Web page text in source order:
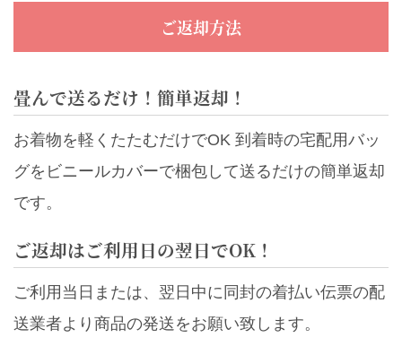
ご返却方法
畳んで送るだけ！簡単返却！
お着物を軽くたたむだけでOK 到着時の宅配用バッ
グをビニールカバーで梱包して送るだけの簡単返却
です。
ご返却はご利用日の翌日でOK！
ご利用当日または、翌日中に同封の着払い伝票の配
送業者より商品の発送をお願い致します。